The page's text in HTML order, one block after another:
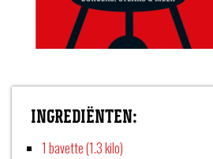
INGREDIËNTEN:
1 bavette (1.3 kilo)